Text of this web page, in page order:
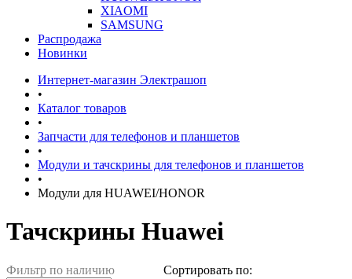
XIAOMI
SAMSUNG
Распродажа
Новинки
Интернет-магазин Электрашоп
•
Каталог товаров
•
Запчасти для телефонов и планшетов
•
Модули и тачскрины для телефонов и планшетов
•
Модули для HUAWEI/HONOR
Тачскрины Huawei
Фильтр по наличию Сортировать по: